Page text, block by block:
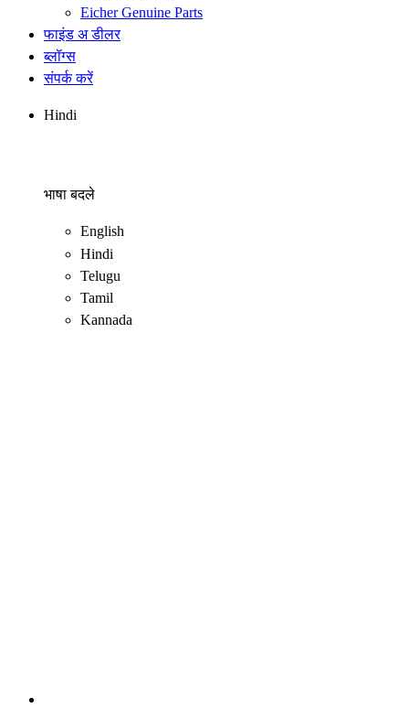
Eicher Genuine Parts
फाइंड अ डीलर
ब्लॉग्स
संपर्क करें
Hindi
भाषा बदले
English
Hindi
Telugu
Tamil
Kannada